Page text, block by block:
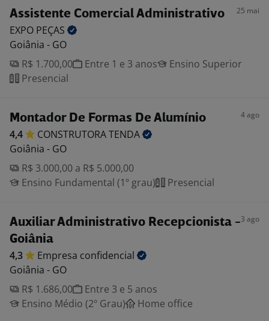
Assistente Comercial Administrativo 25 mai
EXPO PEÇAS
Goiânia - GO
R$ 1.700,00
Entre 1 e 3 anos
Ensino Superior
Presencial
Montador De Formas De Alumínio 4 ago
4,4 CONSTRUTORATENDA
Goiânia - GO
R$ 3.000,00 a R$ 5.000,00
Ensino Fundamental (1º grau)
Presencial
Auxiliar Administrativo Recepcionista -
Goiânia
3 ago
4,3 Empresa confidencial
Goiânia - GO
R$ 1.686,00
Entre 3 e 5 anos
Ensino Médio (2º Grau)
Home office